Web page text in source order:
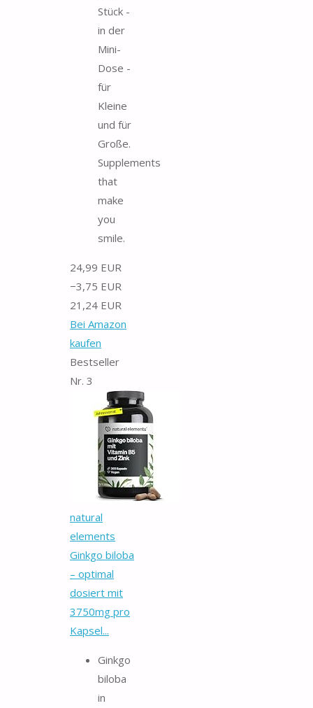
Stück -
in der
Mini-
Dose -
für
Kleine
und für
Große.
Supplements
that
make
you
smile.
24,99 EUR
−3,75 EUR
21,24 EUR
Bei Amazon
kaufen
Bestseller
Nr. 3
natural
elements
Ginkgo biloba
– optimal
dosiert mit
3750mg pro
Kapsel...
Ginkgo
biloba
in